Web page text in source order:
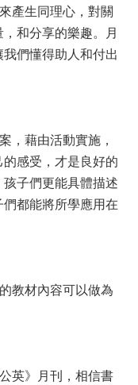
產生同理心，對關
和分享的樂趣。月
們懂得助人和付出
，藉由活動實施，
感受，才是良好的
子們更能具體描述
都能將所學應用在
教材內容可以做為
英》月刊，相信書